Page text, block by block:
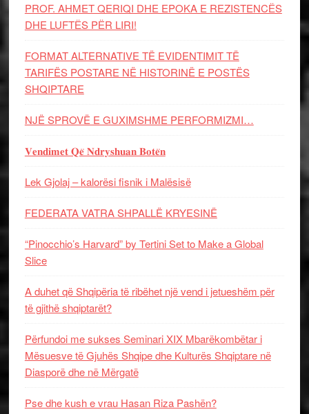
PROF. AHMET QERIQI DHE EPOKA E REZISTENCЁS
DHE LUFTЁS PЁR LIRI!
FORMAT ALTERNATIVE TË EVIDENTIMIT TË
TARIFËS POSTARE NË HISTORINË E POSTËS
SHQIPTARE
NJË SPROVË E GUXIMSHME PERFORMIZMI…
𝐕𝐞𝐧𝐝𝐢𝐦𝐞𝐭 𝐐𝐞̈ 𝐍𝐝𝐫𝐲𝐬𝐡𝐮𝐚𝐧 𝐁𝐨𝐭𝐞̈𝐧
Lek Gjolaj – kalorësi fisnik i Malësisë
FEDERATA VATRA SHPALLË KRYESINË
“Pinocchio’s Harvard” by Tertini Set to Make a Global
Slice
A duhet që Shqipëria të ribëhet një vend i jetueshëm për
të gjithë shqiptarët?
Përfundoi me sukses Seminari XIX Mbarëkombëtar i
Mësuesve të Gjuhës Shqipe dhe Kulturës Shqiptare në
Diasporë dhe në Mërgatë
Pse dhe kush e vrau Hasan Riza Pashën?